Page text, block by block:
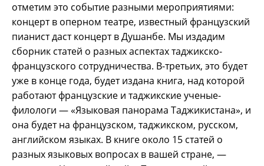
отметим это событие разными мероприятиями:
концерт в оперном театре, известный французский
пианист даст концерт в Душанбе. Мы издадим
сборник статей о разных аспектах таджикско-
французского сотрудничества. В-третьих, это будет
уже в конце года, будет издана книга, над которой
работают французские и таджикские ученые-
филологи — «Языковая панорама Таджикистана», и
она будет на французском, таджикском, русском,
английском языках. В книге около 15 статей о
разных языковых вопросах в вашей стране, —